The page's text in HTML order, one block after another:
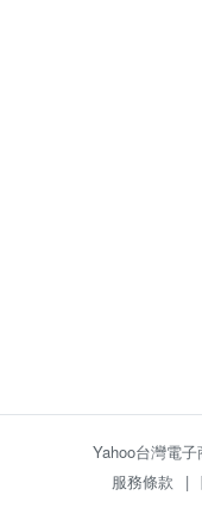
Yahoo台灣電
服務條款
|